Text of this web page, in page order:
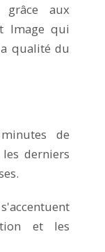
grâce aux
Image qui
qualité du
de
derniers
et les